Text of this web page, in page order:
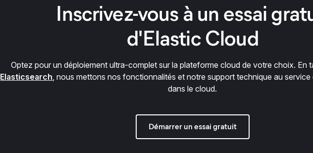
Inscrivez-vous à un essai
d'Elastic Cloud
Optez pour un déploiement ultra-complet sur la plateforme cloud de votre choix. En
Elasticsearch , nous mettons nos fonctionnalités et notre support technique au
dans le cloud.
Démarrer un essai gratuit